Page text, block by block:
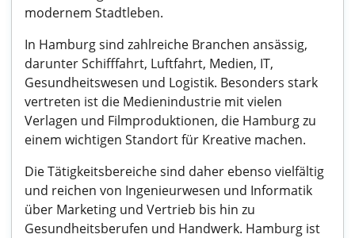
modernem Stadtleben.
In Hamburg sind zahlreiche Branchen ansässig,
darunter Schifffahrt, Luftfahrt, Medien, IT,
Gesundheitswesen und Logistik. Besonders stark
vertreten ist die Medienindustrie mit vielen
Verlagen und Filmproduktionen, die Hamburg zu
einem wichtigen Standort für Kreative machen.
Die Tätigkeitsbereiche sind daher ebenso vielfältig
und reichen von Ingenieurwesen und Informatik
über Marketing und Vertrieb bis hin zu
Gesundheitsberufen und Handwerk. Hamburg ist